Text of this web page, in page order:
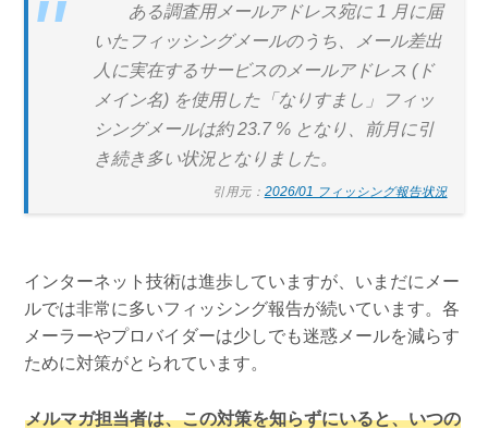
ある調査用メールアドレス宛に 1 月に届
いたフィッシングメールのうち、メール差出
人に実在するサービスのメールアドレス (ド
メイン名) を使用した「なりすまし」フィッ
シングメールは約 23.7 % となり、前月に引
き続き多い状況となりました。
引用元： 2026/01 フィッシング報告状況
インターネット技術は進歩していますが、いまだにメー
ルでは非常に多いフィッシング報告が続いています。各
メーラーやプロバイダーは少しでも迷惑メールを減らす
ために対策がとられています。
メルマガ担当者は、この対策を知らずにいると、いつの